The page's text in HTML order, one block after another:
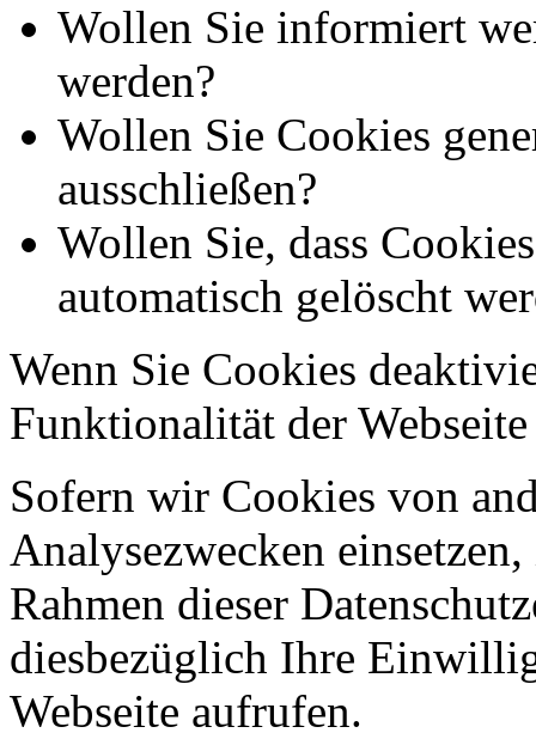
Wollen Sie informiert
werden?
Wollen Sie Cookies
ausschließen?
Wollen Sie, dass
automatisch gelöscht
Wenn Sie Cookies
Funktionalität der
Sofern wir Cookies von
Analysezwecken
Rahmen dieser
diesbezüglich Ihre
Webseite aufrufen.